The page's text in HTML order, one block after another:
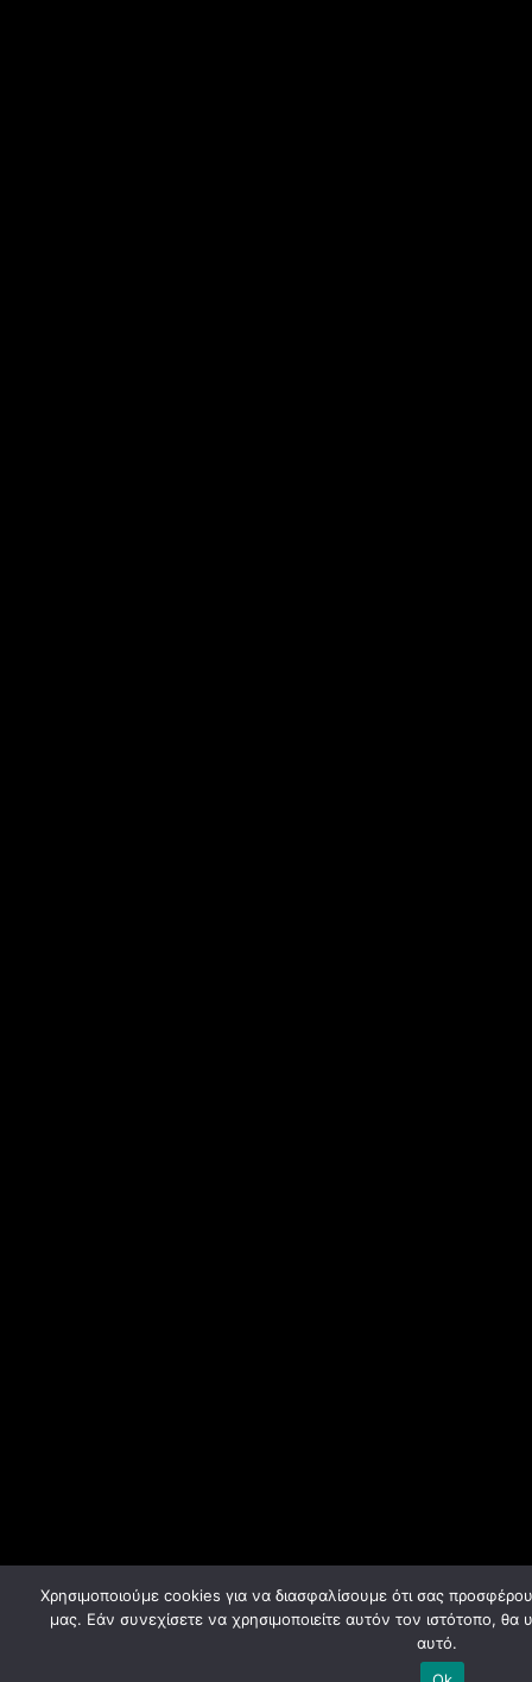
Χρησιμοποιούμε cookies για να διασφαλίσουμε ότι σας
μας. Εάν συνεχίσετε να χρησιμοποιείτε αυτόν τον ιστότοπο, θα
αυτό.